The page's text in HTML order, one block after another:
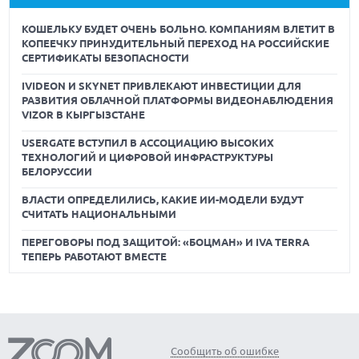
КОШЕЛЬКУ БУДЕТ ОЧЕНЬ БОЛЬНО. КОМПАНИЯМ ВЛЕТИТ В
КОПЕЕЧКУ ПРИНУДИТЕЛЬНЫЙ ПЕРЕХОД НА РОССИЙСКИЕ
СЕРТИФИКАТЫ БЕЗОПАСНОСТИ
IVIDEON И SKYNET ПРИВЛЕКАЮТ ИНВЕСТИЦИИ ДЛЯ
РАЗВИТИЯ ОБЛАЧНОЙ ПЛАТФОРМЫ ВИДЕОНАБЛЮДЕНИЯ
VIZOR В КЫРГЫЗСТАНЕ
USERGATE ВСТУПИЛ В АССОЦИАЦИЮ ВЫСОКИХ
ТЕХНОЛОГИЙ И ЦИФРОВОЙ ИНФРАСТРУКТУРЫ
БЕЛОРУССИИ
ВЛАСТИ ОПРЕДЕЛИЛИСЬ, КАКИЕ ИИ-МОДЕЛИ БУДУТ
СЧИТАТЬ НАЦИОНАЛЬНЫМИ
ПЕРЕГОВОРЫ ПОД ЗАЩИТОЙ: «БОЦМАН» И IVA TERRA
ТЕПЕРЬ РАБОТАЮТ ВМЕСТЕ
Сообщить об ошибке